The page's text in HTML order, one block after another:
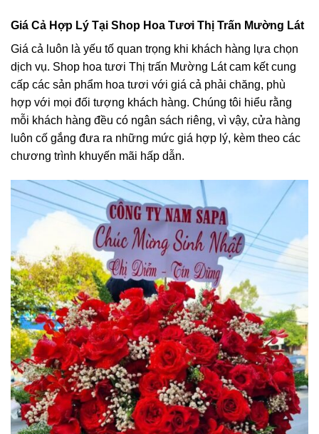
Giá Cả Hợp Lý Tại Shop Hoa Tươi Thị Trấn Mường Lát
Giá cả luôn là yếu tố quan trọng khi khách hàng lựa chọn
dịch vụ. Shop hoa tươi Thị trấn Mường Lát cam kết cung
cấp các sản phẩm hoa tươi với giá cả phải chăng, phù
hợp với mọi đối tượng khách hàng. Chúng tôi hiểu rằng
mỗi khách hàng đều có ngân sách riêng, vì vậy, cửa hàng
luôn cố gắng đưa ra những mức giá hợp lý, kèm theo các
chương trình khuyến mãi hấp dẫn.